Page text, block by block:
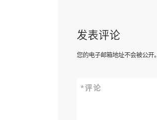
发表评论
您的电子邮箱地址不会被公开。
评论
*